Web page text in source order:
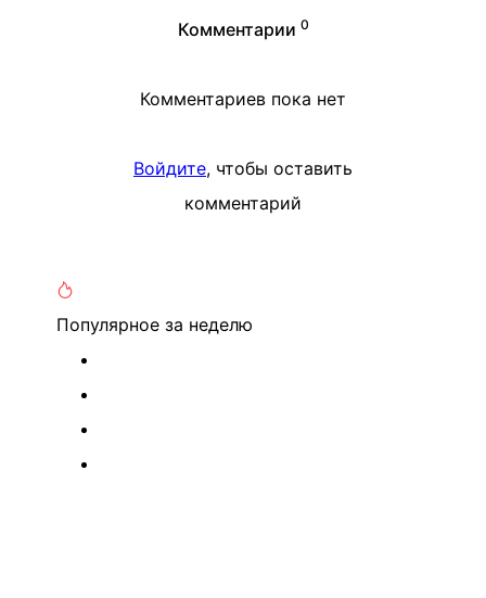
Комментарии 0
Комментариев пока нет
Войдите, чтобы оставить
комментарий
Популярное за неделю